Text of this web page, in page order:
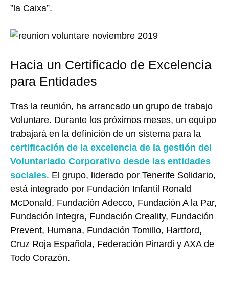
”la Caixa”.
Hacia un Certificado de Excelencia
para Entidades
Tras la reunión, ha arrancado un grupo de trabajo
Voluntare. Durante los próximos meses, un equipo
trabajará en la definición de un sistema para la
certificación de la excelencia de la gestión del
Voluntariado Corporativo desde las entidades
sociales. El grupo, liderado por Tenerife Solidario,
está integrado por Fundación Infantil Ronald
McDonald, Fundación Adecco, Fundación A la Par,
Fundación Integra, Fundación Creality, Fundación
Prevent, Humana, Fundación Tomillo, Hartford,
Cruz Roja Española, Federación Pinardi y AXA de
Todo Corazón.